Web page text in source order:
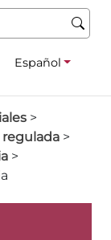
Español
>
>
>